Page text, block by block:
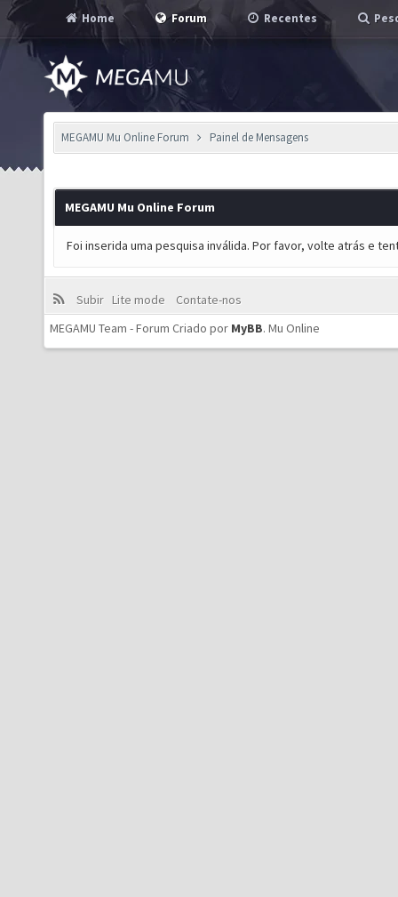
Home Forum Recentes
MEGAMU Mu Online Forum Painel de Mensagens
MEGAMU Mu Online Forum
Foi inserida uma pesquisa inválida. Por favor, volte atrás e
Subir Lite mode
Contate-nos
MEGAMU Team - Forum Criado por MyBB. Mu Online